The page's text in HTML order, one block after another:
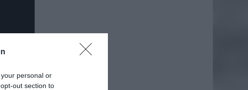
personal or
out section to